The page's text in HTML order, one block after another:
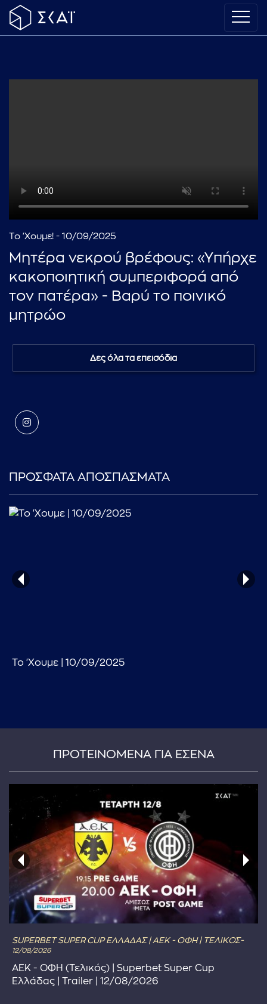
Το 'Χουμε! - 10/09/2025
Μητέρα νεκρού βρέφους: «Υπήρχε
κακοποιητική συμπεριφορά από
τον πατέρα» - Βαρύ το ποινικό
μητρώο
Δες όλα τα επεισόδια
ΠΡΟΣΦΑΤΑ ΑΠΟΣΠΑΣΜΑΤΑ
Το 'Χουμε | 10/09/2025
ΠΡΟΤΕΙΝΟΜΕΝΑ ΓΙΑ ΕΣΕΝΑ
SUPERBET SUPER CUP ΕΛΛΑΔΑΣ | ΑΕΚ - ΟΦΗ | ΤΕΛΙΚΟΣ-
12/08/2026
ΑΕΚ - ΟΦΗ (Τελικός) | Superbet Super Cup
Ελλάδας | Trailer | 12/08/2026